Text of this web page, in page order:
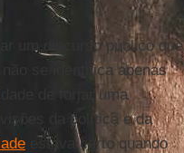
um discurso público que
se identifica apenas
de forjar uma
da política e da
estava certo quando